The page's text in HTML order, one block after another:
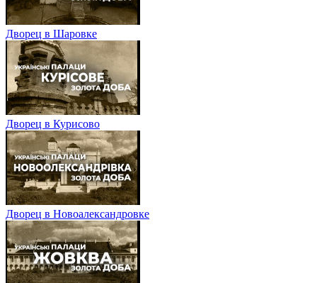
Дворец в Шаровке
Дворец в Курисово
Дворец в Новоалександровке